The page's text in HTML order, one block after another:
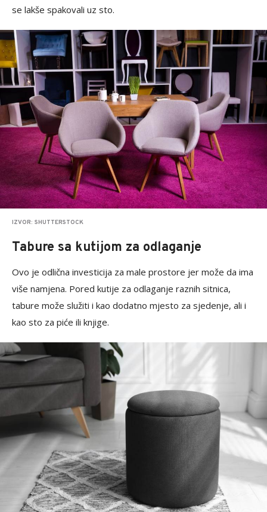
se lakše spakovali uz sto.
IZVOR: SHUTTERSTOCK
Tabure sa kutijom za odlaganje
Ovo je odlična investicija za male prostore jer može da ima
više namjena. Pored kutije za odlaganje raznih sitnica,
tabure može služiti i kao dodatno mjesto za sjedenje, ali i
kao sto za piće ili knjige.